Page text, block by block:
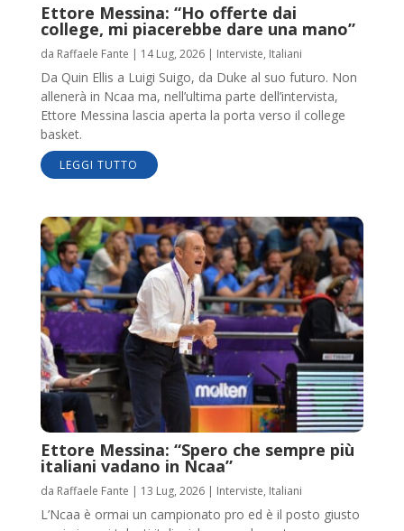
Ettore Messina: “Ho offerte dai
college, mi piacerebbe dare una mano”
da Raffaele Fante | 14 Lug, 2026| Interviste, Italiani
Da Quin Ellis a Luigi Suigo, da Duke al suo futuro. Non
allenerà in Ncaa ma, nell’ultima parte dell’intervista,
Ettore Messina lascia aperta la porta verso il college
basket.
LEGGI TUTTO
Ettore Messina: “Spero che sempre più
italiani vadano in Ncaa”
da Raffaele Fante | 13 Lug, 2026| Interviste, Italiani
L’Ncaa è ormai un campionato pro ed è il posto giusto